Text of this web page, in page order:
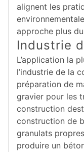
alignent les
approche plus
Industrie
L’application la
l’industrie de la
préparation de
gravier pour les
construction
construction de
granulats
produire un